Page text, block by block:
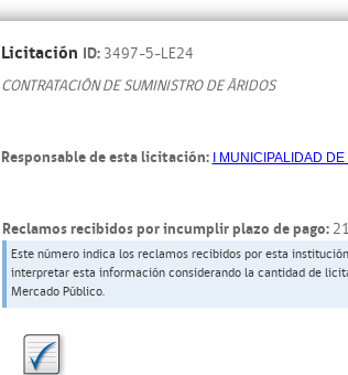
Licitación ID: 3497-5-LE24
CONTRATACIÓN DE SUMINISTRO DE ÁRIDOS
Responsable de esta licitación: I MUNICIPALIDAD
Reclamos recibidos por incumplir plazo de pago: 21
Este número indica los reclamos recibidos por esta
interpretar esta información considerando la cantidad de
Mercado Público.